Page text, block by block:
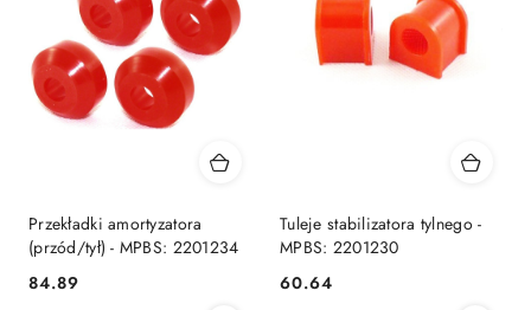
Przekładki amortyzatora
(przód/tył) - MPBS: 2201234
Cena:
84.89
Tuleje stabilizatora tylnego -
MPBS: 2201230
Cena:
60.64